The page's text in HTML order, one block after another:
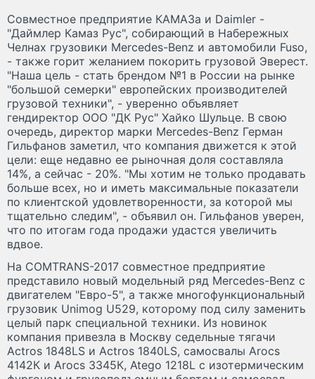
Совместное предприятие КАМАЗа и Daimler -
"Даймлер Камаз Рус", собирающий в Набережных
Челнах грузовики Mercedes-Benz и автомобили Fuso,
- также горит желанием покорить грузовой Эверест.
"Наша цель - стать брендом №1 в России на рынке
"большой семерки" европейских производителей
грузовой техники", - уверенно объявляет
гендиректор ООО "ДК Рус" Хайко Шульце. В свою
очередь, директор марки Mercedes-Benz Герман
Гильфанов заметил, что компания движется к этой
цели: еще недавно ее рыночная доля составляла
14%, а сейчас - 20%. "Мы хотим не только продавать
больше всех, но и иметь максимальные показатели
по клиентской удовлетворенности, за которой мы
тщательно следим", - объявил он. Гильфанов уверен,
что по итогам года продажи удастся увеличить
вдвое.
На COMTRANS-2017 совместное предприятие
представило новый модельный ряд Mercedes-Benz с
двигателем "Евро-5", а также многофункциональный
грузовик Unimog U529, которому под силу заменить
целый парк специальной техники. Из новинок
компания привезла в Москву седельные тягачи
Actros 1848LS и Actros 1840LS, самосвалы Arocs
4142К и Arocs 3345К, Atego 1218L с изотермическим